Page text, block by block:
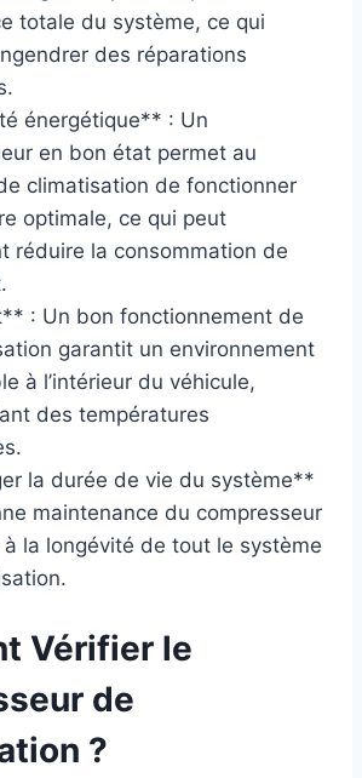
totale du système, ce qui
des réparations
énergétique** : Un
en bon état permet au
climatisation de fonctionner
optimale, ce qui peut
réduire la consommation de
: Un bon fonctionnement de
garantit un environnement
à l’intérieur du véhicule,
des températures
la durée de vie du système**
maintenance du compresseur
la longévité de tout le système
Vérifier le
de
?